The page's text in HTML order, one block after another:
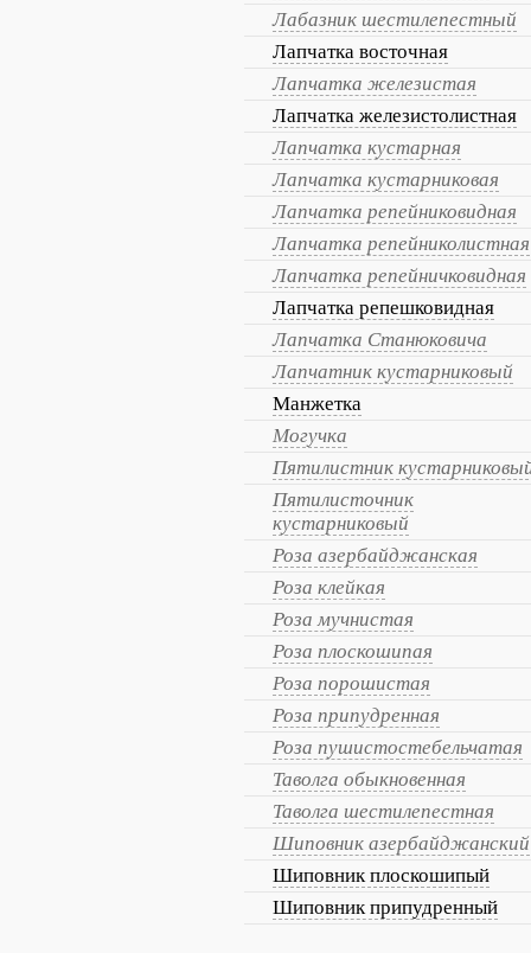
Лабазник шестилепестный
Лапчатка восточная
Лапчатка железистая
Лапчатка железистолистная
Лапчатка кустарная
Лапчатка кустарниковая
Лапчатка репейниковидная
Лапчатка репейниколистная
Лапчатка репейничковидная
Лапчатка репешковидная
Лапчатка Станюковича
Лапчатник кустарниковый
Манжетка
Могучка
Пятилистник
Пятилисточник
кустарниковый
Роза азербайджанская
Роза клейкая
Роза мучнистая
Роза плоскошипая
Роза порошистая
Роза припудренная
Роза пушистостебельчатая
Таволга обыкновенная
Таволга шестилепестная
Шиповник азербайджанский
Шиповник плоскошипый
Шиповник припудренный